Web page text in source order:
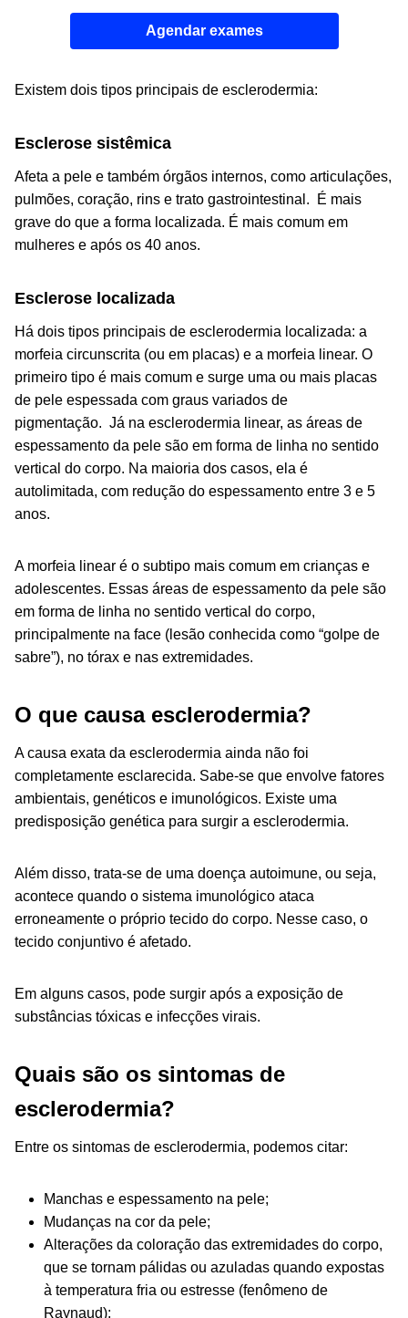
Agendar exames
Existem dois tipos principais de esclerodermia:
Esclerose sistêmica
Afeta a pele e também órgãos internos, como articulações,
pulmões, coração, rins e trato gastrointestinal.
É mais
grave do que a forma localizada. É mais comum em
mulheres e após os 40 anos.
Esclerose localizada
Há dois tipos principais de esclerodermia localizada: a
morfeia circunscrita (ou em placas) e a morfeia linear. O
primeiro tipo é mais comum e surge uma ou mais placas
de pele espessada com graus variados de
pigmentação. Já na esclerodermia linear, as áreas de
espessamento da pele são em forma de linha no sentido
vertical do corpo. Na maioria dos casos, ela é
autolimitada, com redução do espessamento entre 3 e 5
anos.
A morfeia linear é o subtipo mais comum em crianças e
adolescentes. Essas áreas de espessamento da pele são
em forma de linha no sentido vertical do corpo,
principalmente na face (lesão conhecida como “golpe de
sabre”), no tórax e nas extremidades.
O que causa esclerodermia?
A causa exata da esclerodermia ainda não foi
completamente esclarecida. Sabe-se que envolve fatores
ambientais, genéticos e imunológicos. Existe uma
predisposição genética para surgir a esclerodermia.
Além disso, trata-se de uma doença autoimune, ou seja,
acontece quando o sistema imunológico ataca
erroneamente o próprio tecido do corpo. Nesse caso, o
tecido conjuntivo é afetado.
Em alguns casos, pode surgir após a exposição de
substâncias tóxicas e infecções virais.
Quais são os sintomas de
esclerodermia?
Entre os sintomas de esclerodermia, podemos citar:
Manchas e espessamento na pele;
Mudanças na cor da pele;
Alterações da coloração das extremidades do corpo,
que se tornam pálidas ou azuladas quando expostas
à temperatura fria ou estresse (fenômeno de
Raynaud);